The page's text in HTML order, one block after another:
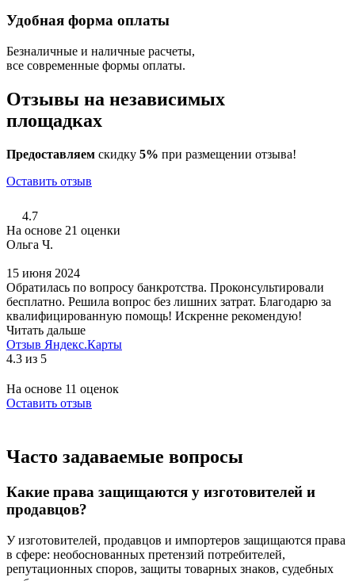
Удобная форма оплаты
Безналичные и наличные расчеты,
все современные формы оплаты.
Отзывы на независимых
площадках
Предоставляем скидку 5% при размещении отзыва!
Оставить отзыв
4.7
На основе 21 оценки
Ольга Ч.
15 июня 2024
Обратилась по вопросу банкротства. Проконсультировали
бесплатно. Решила вопрос без лишних затрат. Благодарю за
квалифицированную помощь! Искренне рекомендую!
Читать дальше
Отзыв Яндекс.Карты
4.3 из 5
На основе 11 оценок
Оставить отзыв
Часто задаваемые вопросы
Какие права защищаются у изготовителей и
продавцов?
У изготовителей, продавцов и импортеров защищаются права
в сфере: необоснованных претензий потребителей,
репутационных споров, защиты товарных знаков, судебных